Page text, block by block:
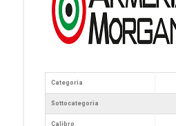
Categoria
Sottocategoria
Calibro